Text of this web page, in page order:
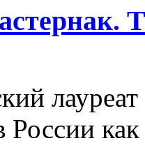
России